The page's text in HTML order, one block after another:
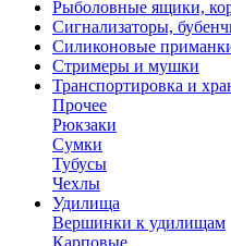
Рыболовные ящики,
Сигнализаторы,
Силиконовые
Стримеры и мушки
Транспортировка и
Прочее
Рюкзаки
Сумки
Тубусы
Чехлы
Удилища
Вершинки к удилищам
Карповые